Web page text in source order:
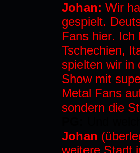
Johan: Wir
gespielt.
Fans hier. Ich
Tschechien,
spielten wir in
Show mit
Metal Fans
sondern die
Johan
weitere Stadt